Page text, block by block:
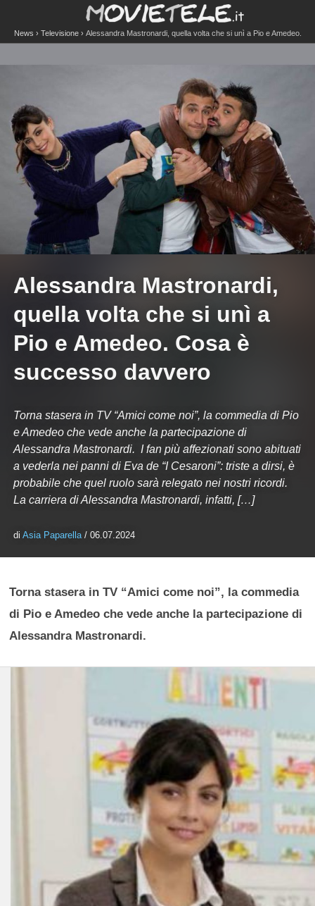
News Televisione
Alessandra Mastronardi, quella volta che si unì a Pio e Amedeo.
Alessandra Mastronardi,
quella volta che si unì a
Pio e Amedeo. Cosa è
successo davvero
Torna stasera in TV “Amici come noi”, la commedia di Pio
e Amedeo che vede anche la partecipazione di
Alessandra Mastronardi. I fan più affezionati sono abituati
a vederla nei panni di Eva de “I Cesaroni”: triste a dirsi, è
probabile che quel ruolo sarà relegato nei nostri ricordi.
La carriera di Alessandra Mastronardi, infatti, […]
diAsia Paparella / 06.07.2024
Torna stasera in TV “Amici come noi”, la commedia
di Pio e Amedeo che vede anche la partecipazione di
Alessandra Mastronardi.